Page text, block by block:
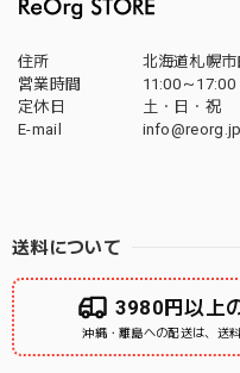
住所
北海道札幌
営業時間
11:00～17:00
定休日
土・日・祝
E-mail
info@reorg.jp
送料について
3980円以上
沖縄・離島への配送は、送